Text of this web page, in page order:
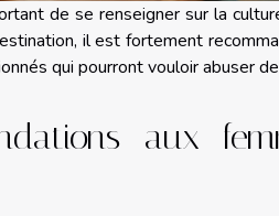
de se renseigner sur la
il est fortement
qui pourront vouloir abuser
aux